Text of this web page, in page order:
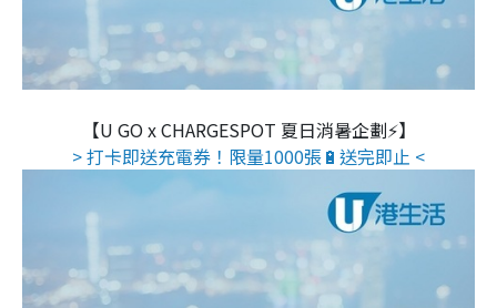
【U GO x CHARGESPOT 夏日消暑企劃⚡】
> 打卡即送充電券！限量1000張🔋送完即止 <